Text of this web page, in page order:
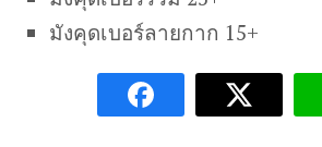
มังคุดเบอร์ลายกาก 15+